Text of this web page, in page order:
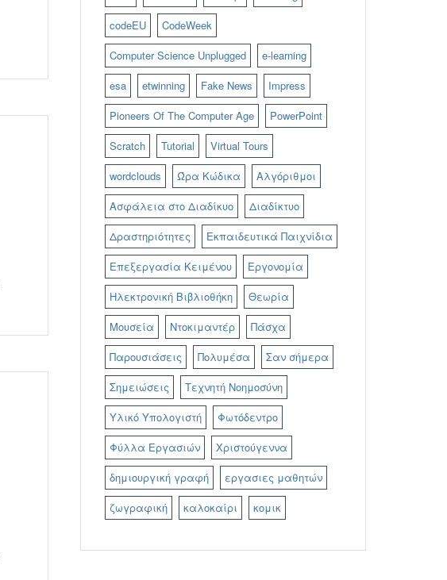
codeEU
CodeWeek
Computer Science Unplugged
e-learning
esa
etwinning Fake News
Impress
Pioneers Of The Computer Age
PowerPoint
Scratch
Tutorial
Virtual Tours
wordclouds
Ώρα Κώδικα
Αλγόριθμοι
Ασφάλεια στο Διαδίκυο
Διαδίκτυο
Δραστηριότητες
Εκπαιδευτικά Παιχνίδια
Επεξεργασία Κειμένου
Εργονομία
Ηλεκτρονική Βιβλιοθήκη
Θεωρία
Μουσεία
Ντοκιμαντέρ
Πάσχα
Παρουσιάσεις
Πολυμέσα
Σαν σήμερα
Σημειώσεις
Τεχνητή Νοημοσύνη
Υλικό Υπολογιστή
Φωτόδεντρο
Φύλλα Εργασιών
Χριστούγεννα
δημιουργική γραφή
εργασιες μαθητών
ζωγραφική
καλοκαίρι κομικ